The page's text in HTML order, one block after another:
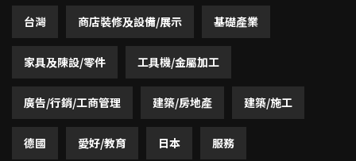
台灣 商店裝修及設備/展示 基礎產業
家具及陳設/零件 工具機/金屬加工
廣告/行銷/工商管理 建築/房地產 建築/施工
德國 愛好/教育 日本 服務